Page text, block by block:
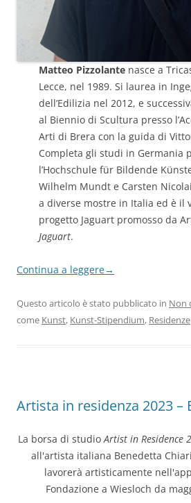
Matteo Pizzolante nasce a
Lecce, nel 1989. Si laurea in
dell’Edilizia nel 2012, e
al Biennio di Scultura presso
Arti di Brera con la guida di
Completa gli studi in Germania
l’Hochschule für Bildende
Wilhelm Mundt e Carsten
a diverse mostre in Italia ed è il
progetto Jaguart promosso da
Jaguart.
Continua a leggere→
Questo articolo è stato pubblicato in Non
come Kunst, Kunst-Stipendium, Residenze
Artista in residenza 2023 –
La borsa di studio Artist in Residence
all'artista italiana Benedetta
lavorerà artisticamente
Fondazione a Wiesloch da